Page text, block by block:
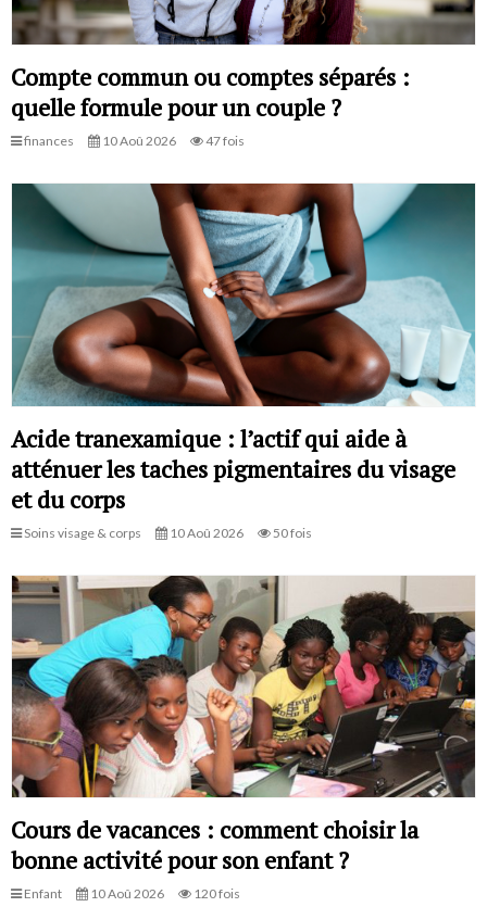
Compte commun ou comptes séparés :
quelle formule pour un couple ?
finances 10 Aoû 2026 47 fois
Acide tranexamique : l’actif qui aide à
atténuer les taches pigmentaires du visage
et du corps
Soins visage & corps 10 Aoû 2026 50 fois
Cours de vacances : comment choisir la
bonne activité pour son enfant ?
Enfant 10 Aoû 2026 120 fois